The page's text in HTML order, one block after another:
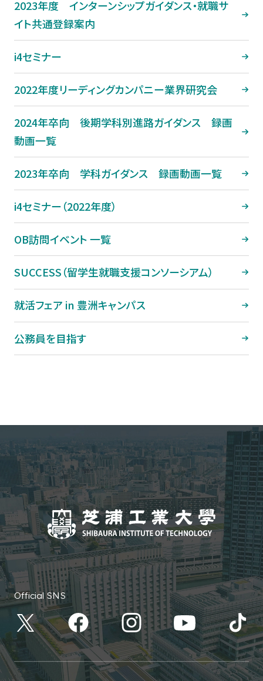
2023年度 インターンシップガイダンス・就職サ
イト共通登録案内
i4セミナー
2022年度リーディングカンパニー業界研究会
2024年卒向 後期学科別進路ガイダンス 録画
動画一覧
2023年卒向 学科ガイダンス 録画動画一覧
i4セミナー（2022年度）
OB訪問イベント 一覧
SUCCESS（留学生就職支援コンソーシアム）
就活フェア in 豊洲キャンパス
公務員を目指す
Official SNS